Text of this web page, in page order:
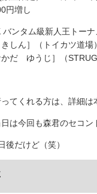
円増し
バンタム級新人王ト
しん］（トイカツ道場）
だ ゆうじ］（
てくれる方は、詳細は
は今回も森君のセコン
後だけど（笑）